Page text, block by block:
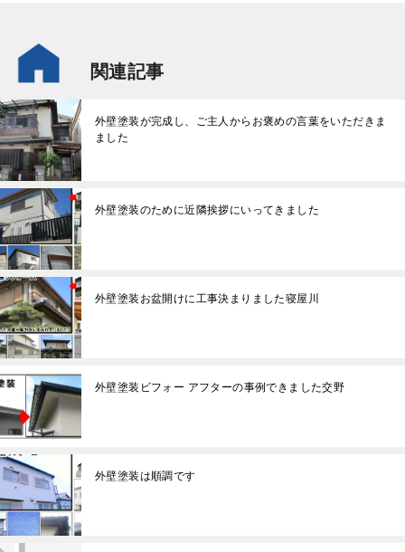
関連記事
外壁塗装が完成し、ご主人からお褒めの言葉をいただきま
ました
外壁塗装のために近隣挨拶にいってきました
外壁塗装お盆開けに工事決まりました寝屋川
外壁塗装ビフォー アフターの事例できました交野
外壁塗装は順調です